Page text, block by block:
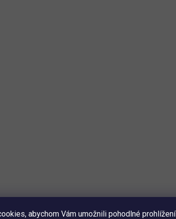
abychom Vám umožnili pohodlné prohlížení